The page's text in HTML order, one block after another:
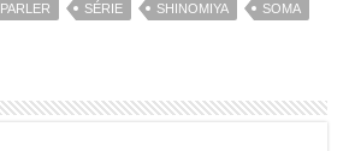
PARLER SÉRIE SHINOMIYA
SOMA